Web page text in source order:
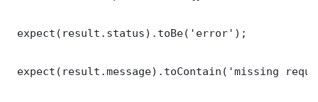
expect(result.status).toBe('error');
expect(result.message).toContain('missing